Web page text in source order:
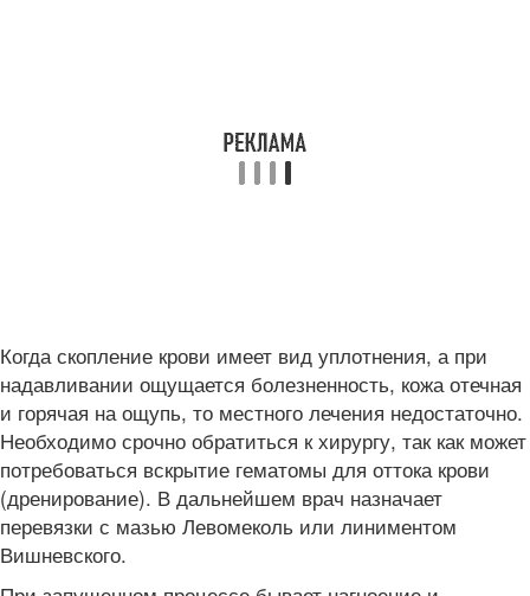
Когда скопление крови имеет вид уплотнения, а при
надавливании ощущается болезненность, кожа отечная
и горячая на ощупь, то местного лечения недостаточно.
Необходимо срочно обратиться к хирургу, так как может
потребоваться вскрытие гематомы для оттока крови
(дренирование). В дальнейшем врач назначает
перевязки с мазью Левомеколь или линиментом
Вишневского.